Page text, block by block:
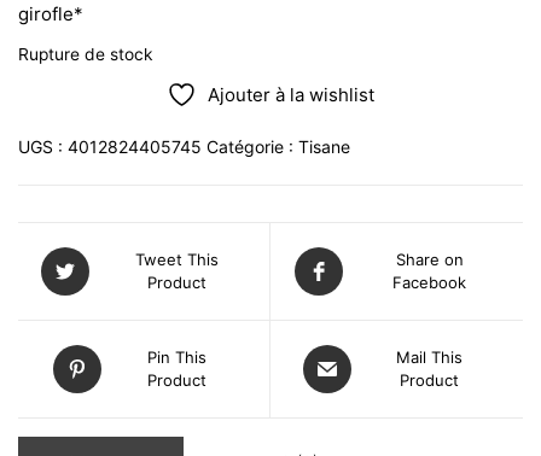
girofle*
Rupture de stock
Ajouter à la wishlist
UGS : 4012824405745 Catégorie : Tisane
Tweet This
Product
Share on
Facebook
Pin This
Product
Mail This
Product